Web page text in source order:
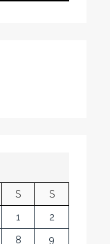
S S
1 2
8 9